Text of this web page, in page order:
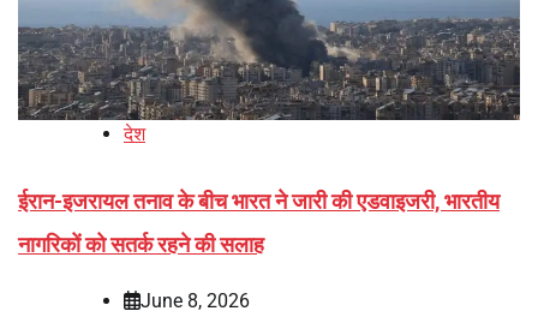
देश
ईरान-इजरायल तनाव के बीच भारत ने जारी की एडवाइजरी, भारतीय
नागरिकों को सतर्क रहने की सलाह
June 8, 2026